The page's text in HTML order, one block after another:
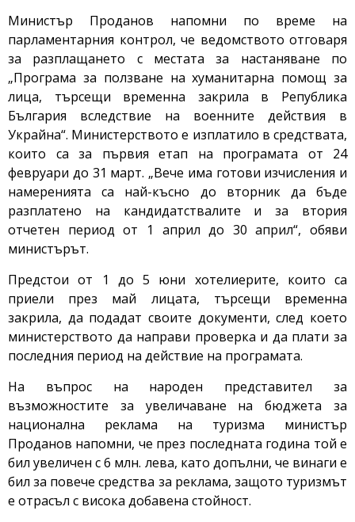
Министър Проданов напомни по време на
парламентарния контрол, че ведомството отговаря
за разплащането с местата за настаняване по
„Програма за ползване на хуманитарна помощ за
лица, търсещи временна закрила в Република
България вследствие на военните действия в
Украйна“. Министерството е изплатило в средствата,
които са за първия етап на програмата от 24
февруари до 31 март. „Вече има готови изчисления и
намеренията са най-късно до вторник да бъде
разплатено на кандидатствалите и за втория
отчетен период от 1 април до 30 април“, обяви
министърът.
Предстои от 1 до 5 юни хотелиерите, които са
приели през май лицата, търсещи временна
закрила, да подадат своите документи, след което
министерството да направи проверка и да плати за
последния период на действие на програмата.
На въпрос на народен представител за
възможностите за увеличаване на бюджета за
национална реклама на туризма министър
Проданов напомни, че през последната година той е
бил увеличен с 6 млн. лева, като допълни, че винаги е
бил за повече средства за реклама, защото туризмът
е отрасъл с висока добавена стойност.